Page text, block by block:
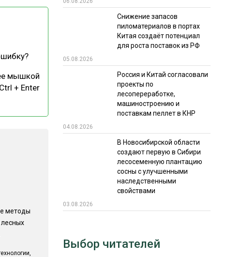
ИТОГИ МЕРОПРИЯТИЙ
мышкой
+ Enter
методы
Снижение запасов
пиломатериалов в портах
Китая создаёт потенциал
для роста поставок из РФ
05.08.2026
Россия и Китай согласовали
проекты по
лесопереработке,
машиностроению и
поставкам пеллет в КНР
04.08.2026
В Новосибирской области
создают первую в Сибири
лесосеменную плантацию
сосны с улучшенными
наследственными
свойствами
03.08.2026
Выбор читателей